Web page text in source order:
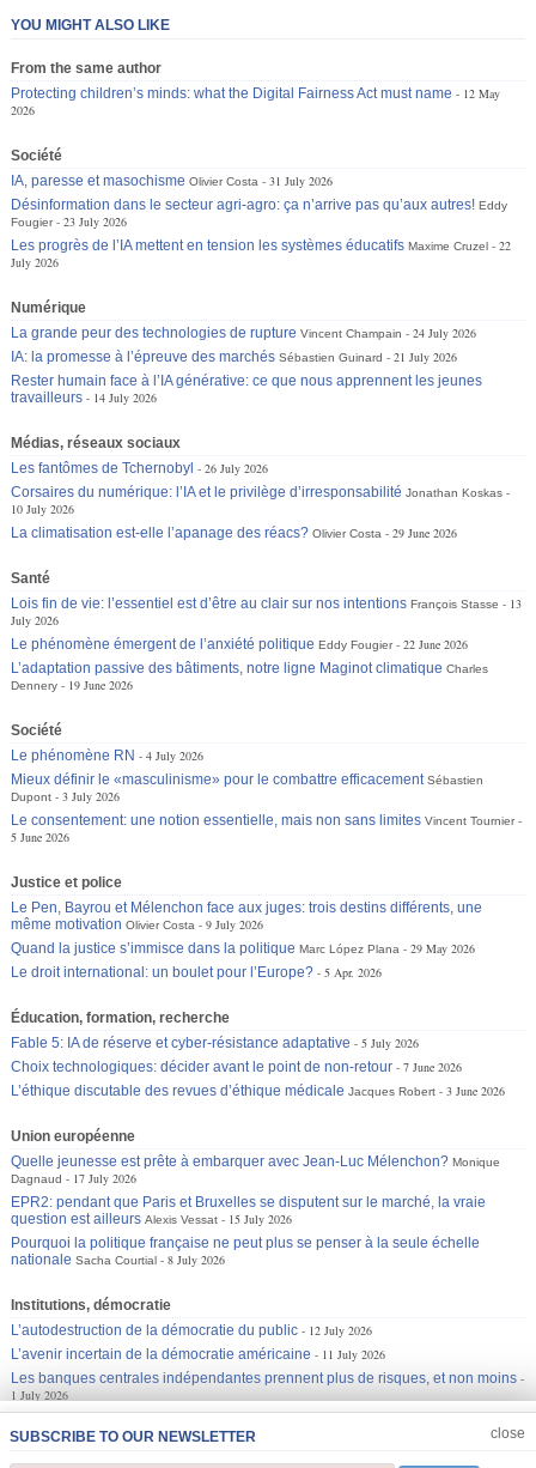
SUBSCRIBE TO OUR NEWSLETTER close
JOIN US CLOSE
YOU MIGHT ALSO LIKE
From the same author
Protecting children’s minds: what the Digital Fairness Act must name
12 May
2026
Société
IA, paresse et masochisme Olivier Costa
31 July 2026
Désinformation dans le secteur agri-agro: ça n’arrive pas qu’aux autres! Eddy
Fougier
23 July 2026
Les progrès de l’IA mettent en tension les systèmes éducatifs Maxime Cruzel
22
July 2026
Numérique
La grande peur des technologies de rupture Vincent Champain
24 July 2026
IA: la promesse à l’épreuve des marchés Sébastien Guinard
21 July 2026
Rester humain face à l’IA générative: ce que nous apprennent les jeunes
travailleurs
14 July 2026
Médias, réseaux sociaux
Les fantômes de Tchernobyl
26 July 2026
Corsaires du numérique: l’IA et le privilège d’irresponsabilité Jonathan Koskas
10 July 2026
La climatisation est-elle l’apanage des réacs? Olivier Costa 29 June 2026
Santé
Lois fin de vie: l’essentiel est d’être au clair sur nos intentions François Stasse
13
July 2026
Le phénomène émergent de l’anxiété politique Eddy Fougier
22 June 2026
L’adaptation passive des bâtiments, notre ligne Maginot climatique Charles
Dennery
19 June 2026
Société
Le phénomène RN
4 July 2026
Mieux définir le «masculinisme» pour le combattre efficacement Sébastien
Dupont
3 July 2026
Le consentement: une notion essentielle, mais non sans limites Vincent Tournier
5 June 2026
Justice et police
Le Pen, Bayrou et Mélenchon face aux juges: trois destins différents, une
même motivation Olivier Costa
9 July 2026
Quand la justice s’immisce dans la politique Marc López Plana
29 May 2026
Le droit international: un boulet pour l’Europe?
5 Apr. 2026
Éducation, formation, recherche
Fable 5: IA de réserve et cyber-résistance adaptative
5 July 2026
Choix technologiques: décider avant le point de non-retour
7 June 2026
L’éthique discutable des revues d’éthique médicale Jacques Robert 3 June 2026
Union européenne
Quelle jeunesse est prête à embarquer avec Jean-Luc Mélenchon? Monique
Dagnaud
17 July 2026
EPR2: pendant que Paris et Bruxelles se disputent sur le marché, la vraie
question est ailleurs Alexis Vessat
15 July 2026
Pourquoi la politique française ne peut plus se penser à la seule échelle
nationale Sacha Courtial 8 July 2026
Institutions, démocratie
L’autodestruction de la démocratie du public
12 July 2026
L’avenir incertain de la démocratie américaine
11 July 2026
Les banques centrales indépendantes prennent plus de risques, et non moins
1 July 2026